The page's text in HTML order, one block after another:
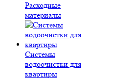
Расходные
материалы
Системы
водоочистки для
квартиры